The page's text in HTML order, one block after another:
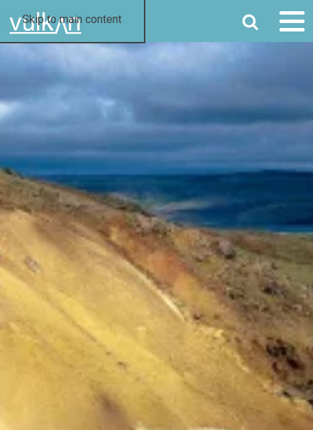
Skip to main content SØK